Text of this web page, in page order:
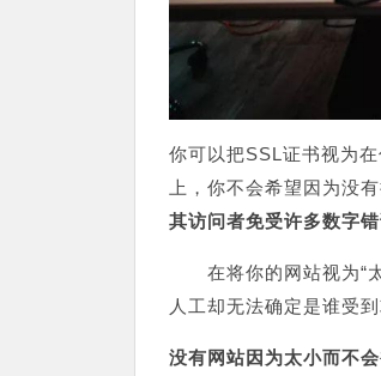
你可以把SSL证书视为
上，你不会希望因为没
其访问者免受许多数字
在将你的网站视为“
人工却无法确定是谁受到
没有网站因为太小而不